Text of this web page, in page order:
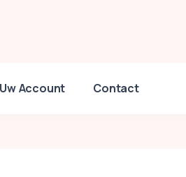
Uw Account Contact